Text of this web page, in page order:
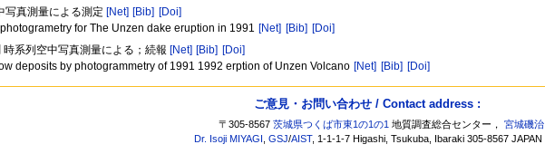
写真測量による測定 [Net] [Bib] [Doi]
for The Unzen dake eruption in 1991 [Net] [Bib] [Doi]
系列空中写真測量による；続報 [Net] [Bib] [Doi]
deposits by photogrammetry of 1991 1992 erption of Unzen Volcano [Net] [Bib] [Doi]
ご意見・お問い合わせ / Contact address :
〒305-8567茨城県つくば市東1の1の1 地質調査総合センター，宮城磯治
Dr. Isoji MIYAGI ,GSJ/AIST, 1-1-1-7 Higashi, Tsukuba, Ibaraki 305-8567 JAPAN